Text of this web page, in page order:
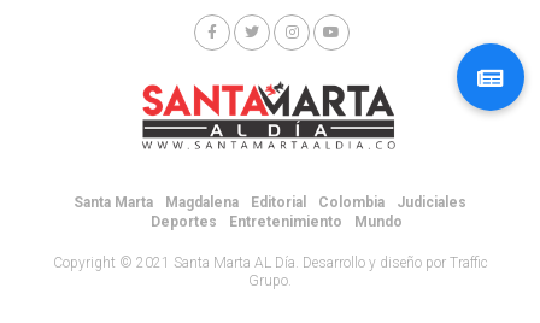
Santa Marta Magdalena Editorial Colombia
Judiciales
Deportes
Entretenimiento Mundo
Copyright © 2021 Santa Marta AL Día. Desarrollo y diseño por Traffic
Grupo.